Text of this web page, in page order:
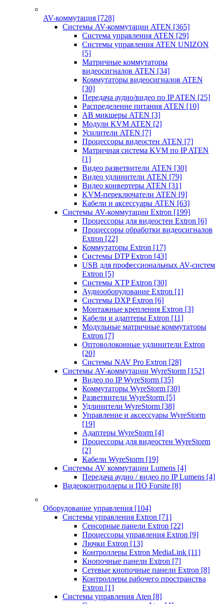
AV-коммутация [728]
Системы AV-коммутации ATEN [365]
Система управления ATEN [29]
Системы управления ATEN UNIZON
[5]
Матричные коммутаторы
видеосигналов ATEN [34]
Коммутаторы видеосигналов ATEN
[30]
Передача аудио/видео по IP ATEN [25]
Распределение питания ATEN [10]
АВ микшеры ATEN [3]
Модули KVM ATEN [2]
Усилители ATEN [7]
Процессоры видеостен ATEN [7]
Матричная система KVM по IP ATEN
[1]
Видео разветвители ATEN [30]
Видео удлинители ATEN [79]
Видео конвертеры ATEN [31]
KVM-переключатели ATEN [9]
Кабели и аксессуары ATEN [63]
Системы AV-коммутации Extron [199]
Процессоры для видеостен Extron [6]
Процессоры обработки видеосигналов
Extron [22]
Коммутаторы Extron [17]
Системы DTP Extron [43]
USB для профессиональных AV-систем
Extron [5]
Системы XTP Extron [30]
Аудиооборудование Extron [1]
Системы DXP Extron [6]
Монтажные крепления Extron [3]
Кабели и адаптеры Extron [11]
Модульные матричные коммутаторы
Extron [7]
Оптоволоконные удлинители Extron
[20]
Системы NAV Pro Extron [28]
Системы AV-коммутации WyreStorm [152]
Видео по IP WyreStorm [35]
Коммутаторы WyreStorm [30]
Разветвители WyreStorm [5]
Удлинители WyreStorm [38]
Управление и аксессуары WyreStorm
[19]
Адаптеры WyreStorm [4]
Процессоры для видеостен WyreStorm
[2]
Кабели WyreStorm [19]
Системы AV коммутации Lumens [4]
Передача аудио / видео по IP Lumens [4]
Видеоконтроллеры и ПО Forsite [8]
Оборудование управления [104]
Системы управления Extron [71]
Сенсорные панели Extron [22]
Процессоры управления Extron [9]
Лючки Extron [13]
Контроллеры Extron MediaLink [11]
Кнопочные панели Extron [7]
Сетевые кнопочные панели Extron [8]
Контроллеры рабочего пространства
Extron [1]
Системы управления Aten [8]